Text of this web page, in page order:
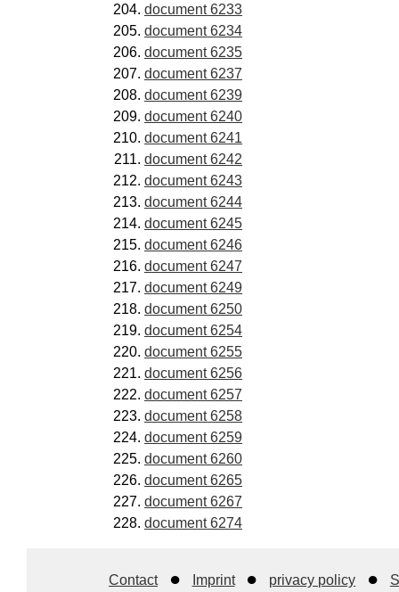
document 6233
document 6234
document 6235
document 6237
document 6239
document 6240
document 6241
document 6242
document 6243
document 6244
document 6245
document 6246
document 6247
document 6249
document 6250
document 6254
document 6255
document 6256
document 6257
document 6258
document 6259
document 6260
document 6265
document 6267
document 6274
Contact Imprint privacy policy